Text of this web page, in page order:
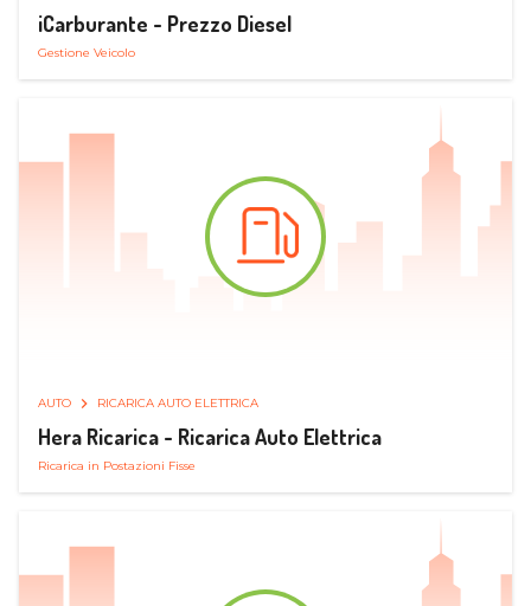
iCarburante - Prezzo Diesel
Gestione Veicolo
AUTO RICARICA AUTO ELETTRICA
Hera Ricarica - Ricarica Auto Elettrica
Ricarica in Postazioni Fisse